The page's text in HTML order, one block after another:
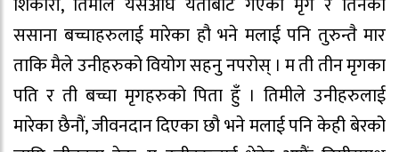
ससाना बच्चाहरुलाई मारेका हौ भने मलाई पनि तुरुन्तै मार
ताकि मैले उनीहरुको वियोग सहनु नपरोस् । म ती तीन मृगका
पति र ती बच्चा मृगहरुको पिता हुँ । तिमीले उनीहरुलाई
मारेका छैनौं, जीवनदान दिएका छौ भने मलाई पनि केही बेरको